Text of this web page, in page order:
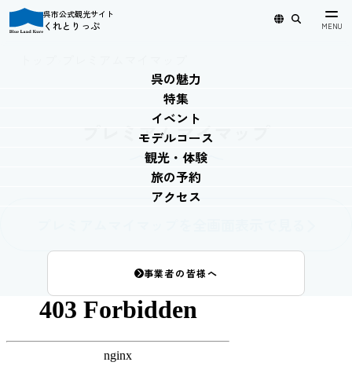
呉市公式観光サイト
くれとりっぷ
呉の魅力
特集
イベント
モデルコース
観光・体験
旅の予約
アクセス
事業者の皆様へ
プレミアムマイマップ